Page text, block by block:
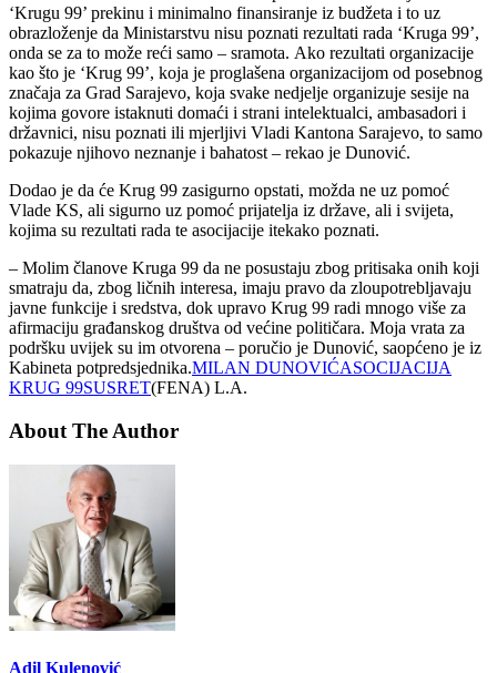
‘Krugu 99’ prekinu i minimalno finansiranje iz budžeta i to uz
obrazloženje da Ministarstvu nisu poznati rezultati rada ‘Kruga 99’,
onda se za to može reći samo – sramota. Ako rezultati organizacije
kao što je ‘Krug 99’, koja je proglašena organizacijom od posebnog
značaja za Grad Sarajevo, koja svake nedjelje organizuje sesije na
kojima govore istaknuti domaći i strani intelektualci, ambasadori i
državnici, nisu poznati ili mjerljivi Vladi Kantona Sarajevo, to samo
pokazuje njihovo neznanje i bahatost – rekao je Dunović.
Dodao je da će Krug 99 zasigurno opstati, možda ne uz pomoć
Vlade KS, ali sigurno uz pomoć prijatelja iz države, ali i svijeta,
kojima su rezultati rada te asocijacije itekako poznati.
– Molim članove Kruga 99 da ne posustaju zbog pritisaka onih koji
smatraju da, zbog ličnih interesa, imaju pravo da zloupotrebljavaju
javne funkcije i sredstva, dok upravo Krug 99 radi mnogo više za
afirmaciju građanskog društva od većine političara. Moja vrata za
podršku uvijek su im otvorena – poručio je Dunović, saopćeno je iz
Kabineta potpredsjednika.MILAN DUNOVIĆASOCIJACIJA
KRUG 99SUSRET(FENA) L.A.
About The Author
Adil Kulenović